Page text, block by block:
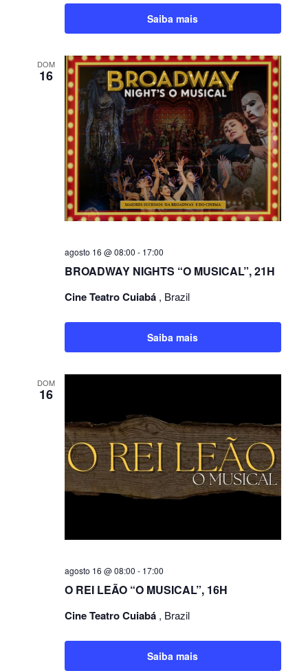
Saiba mais
DOM
16
agosto 16 @ 08:00 - 17:00
BROADWAY NIGHTS “O MUSICAL”, 21H
Cine Teatro Cuiabá , Brazil
Saiba mais
DOM
16
agosto 16 @ 08:00 - 17:00
O REI LEÃO “O MUSICAL”, 16H
Cine Teatro Cuiabá , Brazil
Saiba mais